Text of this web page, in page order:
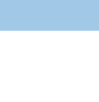
远程电缆股份有
关于拟公开挂牌
关于控股股东部